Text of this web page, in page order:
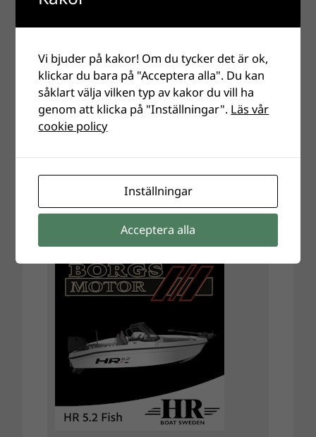
Vi bjuder på kakor! Om du tycker det är ok,
klickar du bara på "Acceptera alla". Du kan
såklart välja vilken typ av kakor du vill ha
genom att klicka på "Inställningar". Läs vår
cookie policy
Inställningar
Acceptera alla